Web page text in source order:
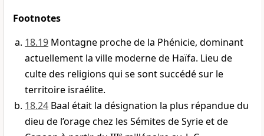
Footnotes
18.19 Montagne proche de la Phénicie, dominant
actuellement la ville moderne de Haïfa. Lieu de
culte des religions qui se sont succédé sur le
territoire israélite.
18.24 Baal était la désignation la plus répandue du
dieu de l’orage chez les Sémites de Syrie et de